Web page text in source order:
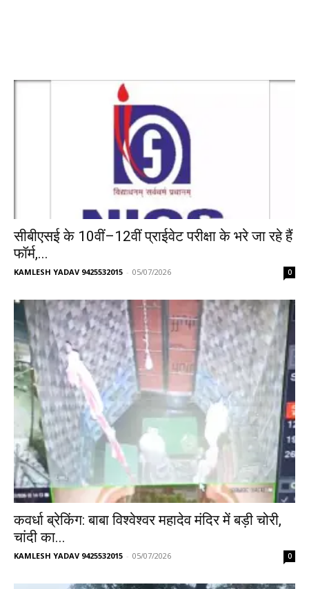
सीबीएसई के 10वीं–12वीं प्राईवेट परीक्षा के भरे जा रहे हैं
फॉर्म,...
KAMLESH YADAV 9425532015 - 05/07/2026 0
कवर्धा ब्रेकिंग: बाबा विश्वेश्वर महादेव मंदिर में बड़ी चोरी,
चांदी का...
KAMLESH YADAV 9425532015 - 05/07/2026 0